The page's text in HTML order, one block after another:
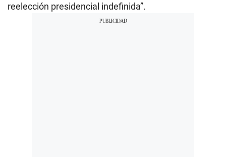
reelección presidencial indefinida”.